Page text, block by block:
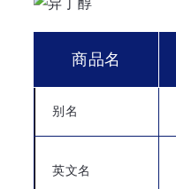
商品名
别名
英文名